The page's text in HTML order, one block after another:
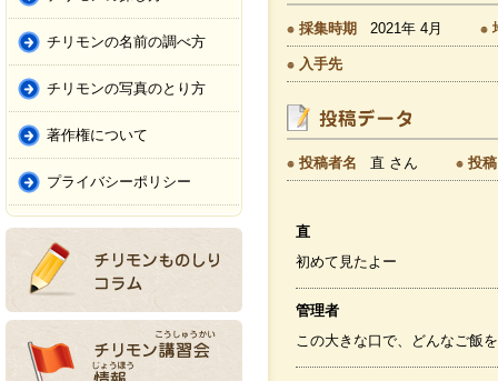
チリモンの名前の調べ方
チリモンの写真のとり方
著作権について
プライバシーポリシー
採集時期 2021年 4月
入手先
投稿者名 直 さん 投
直
初めて見たよー
管理者
この大きな口で、どんなご飯